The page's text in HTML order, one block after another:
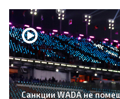
Санкции WADA не